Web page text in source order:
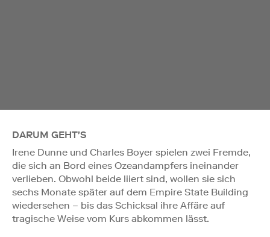
DARUM GEHT'S
Irene Dunne und Charles Boyer spielen zwei Fremde,
die sich an Bord eines Ozeandampfers ineinander
verlieben. Obwohl beide liiert sind, wollen sie sich
sechs Monate später auf dem Empire State Building
wiedersehen – bis das Schicksal ihre Affäre auf
tragische Weise vom Kurs abkommen lässt.